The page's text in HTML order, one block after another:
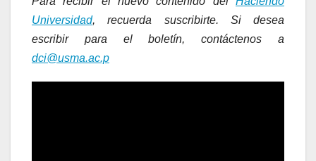
Universidad, recuerda suscribirte. Si desea
escribir para el boletín, contáctenos a
dci@usma.ac.p